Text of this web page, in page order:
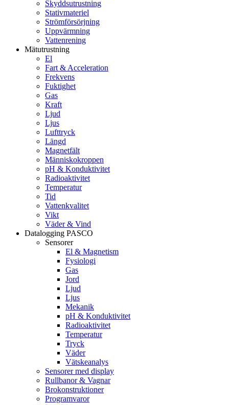
Skyddsutrustning
Stativmateriel
Strömförsörjning
Uppvärmning
Vattenrening
Mätutrustning
El
Fart & Acceleration
Frekvens
Fuktighet
Gas
Kraft
Ljud
Ljus
Lufttryck
Längd
Magnetfält
Människokroppen
pH & Konduktivitet
Radioaktivitet
Temperatur
Tid
Vattenkvalitet
Vikt
Väder & Vind
Datalogging PASCO
Sensorer
El & Magnetism
Fysiologi
Gas
Jord
Ljud
Ljus
Mekanik
pH & Konduktivitet
Radioaktivitet
Temperatur
Tryck
Väder
Vätskeanalys
Sensorer med display
Rullbanor & Vagnar
Brokonstruktioner
Programvaror